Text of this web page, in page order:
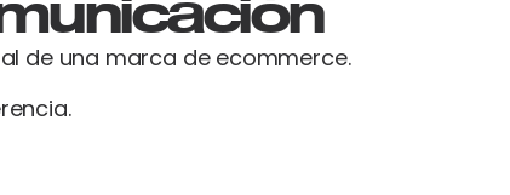
de una marca de ecommerce.